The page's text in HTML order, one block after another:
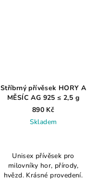
Stříbrný přívěsek HORY A
MĚSÍC AG 925 ≤ 2,5 g
890 Kč
Skladem
Unisex přívěsek pro
milovníky hor, přírody,
hvězd. Krásné provedení.